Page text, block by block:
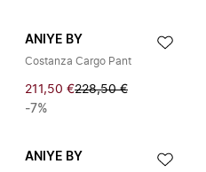
ANIYE BY
Costanza Cargo Pant
211,50 €228,50 €
-7%
ANIYE BY